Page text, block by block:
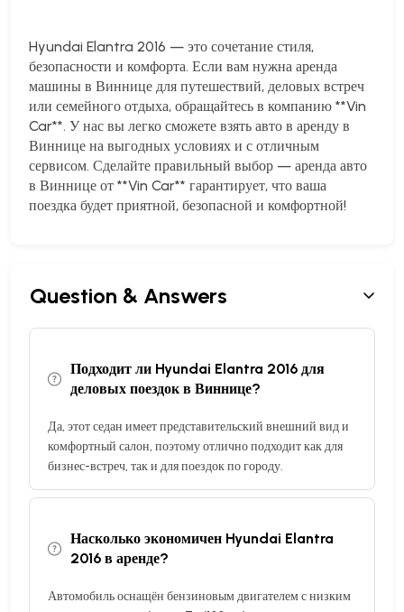
Hyundai Elantra 2016 — это сочетание стиля,
безопасности и комфорта. Если вам нужна аренда
машины в Виннице для путешествий, деловых встреч
или семейного отдыха, обращайтесь в компанию **Vin
Car**. У нас вы легко сможете взять авто в аренду в
Виннице на выгодных условиях и с отличным
сервисом. Сделайте правильный выбор — аренда авто
в Виннице от **Vin Car** гарантирует, что ваша
поездка будет приятной, безопасной и комфортной!
Question & Answers
Подходит ли Hyundai Elantra 2016 для
деловых поездок в Виннице?
Да, этот седан имеет представительский внешний вид и
комфортный салон, поэтому отлично подходит как для
бизнес-встреч, так и для поездок по городу.
Насколько экономичен Hyundai Elantra
2016 в аренде?
Автомобиль оснащён бензиновым двигателем с низким